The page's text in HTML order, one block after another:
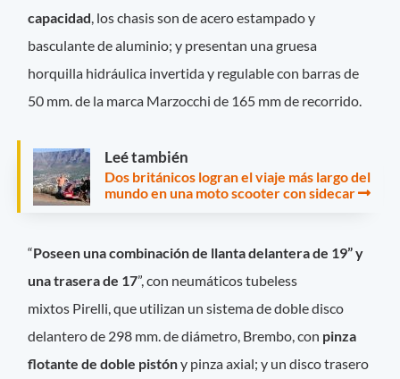
capacidad, los chasis son de acero estampado y
basculante de aluminio; y presentan una gruesa
horquilla hidráulica invertida y regulable con barras de
50 mm. de la marca Marzocchi de 165 mm de recorrido.
Leé también
Dos británicos logran el viaje más largo del
mundo en una moto scooter con sidecar
“Poseen una combinación de llanta delantera de 19” y
una trasera de 17”, con neumáticos tubeless
mixtos Pirelli, que utilizan un sistema de doble disco
delantero de 298 mm. de diámetro, Brembo, con pinza
flotante de doble pistóny pinza axial; y un disco trasero